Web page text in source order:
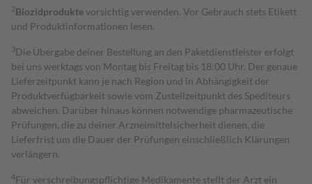
2Biozidproduktevorsichtig verwenden. Vor Gebrauch stets Etikett
und Produktinformationen lesen.
3Die Übergabe deiner Bestellung an den Paketdienstleister erfolgt
bei uns werktags von Montag bis Freitag bis 18:00 Uhr. Der genaue
Lieferzeitpunkt kann je nach Region und in Abhängigkeit der
Produktverfügbarkeit sowie vom Zustellzeitpunkt des Spediteurs
abweichen. Darüber hinaus können notwendige pharmazeutische
Prüfungen, die zu deiner Arzneimittelsicherheit dienen, die
Lieferfrist um die Dauer der Prüfungen einschließlich Klärungen
verlängern.
4Für verschreibungspflichtige Medikamente stellt der Arzt ein